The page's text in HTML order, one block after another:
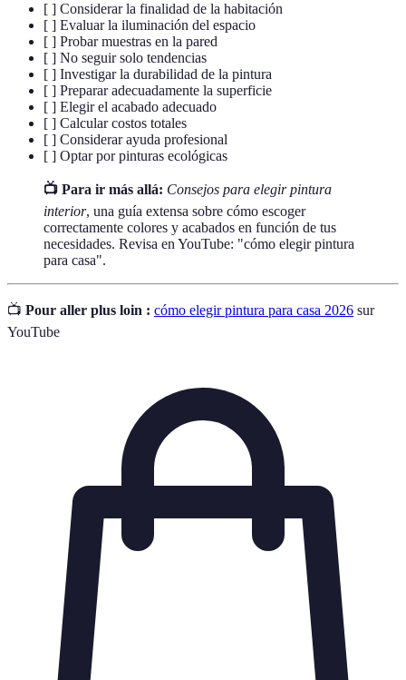
[ ] Considerar la finalidad de la habitación
[ ] Evaluar la iluminación del espacio
[ ] Probar muestras en la pared
[ ] No seguir solo tendencias
[ ] Investigar la durabilidad de la pintura
[ ] Preparar adecuadamente la superficie
[ ] Elegir el acabado adecuado
[ ] Calcular costos totales
[ ] Considerar ayuda profesional
[ ] Optar por pinturas ecológicas
📺 Para ir más allá: Consejos para elegir pintura
interior, una guía extensa sobre cómo escoger
correctamente colores y acabados en función de tus
necesidades. Revisa en YouTube: "cómo elegir pintura
para casa".
📺 Pour aller plus loin : cómo elegir pintura para casa 2026 sur
YouTube